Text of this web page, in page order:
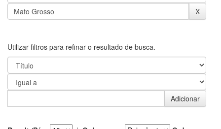
Utilizar filtros para refinar o resultado de busca.